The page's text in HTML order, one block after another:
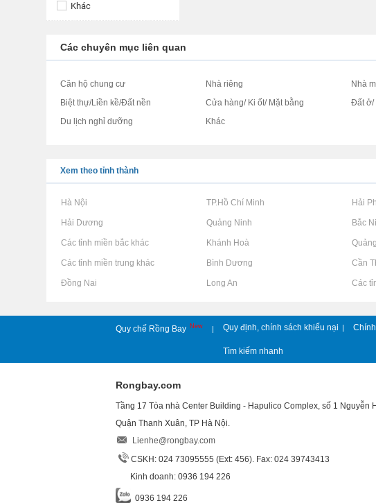
Khác
Các chuyên mục liên quan
Căn hộ chung cư Nhà riêng Nhà
Biệt thự/Liền kề/Đất nền
Cửa hàng/ Ki ốt/ Mặt bằng Đất ở/
Du lịch nghỉ dưỡng
Khác
Xem theo tỉnh thành
Rao vặt tại Hà Nội Rao vặt tại TP.Hồ Chí Minh Rao vặt tại Hải
Rao vặt tại Hải Dương Rao vặt tại Quảng Ninh Rao vặt tại Bắc
Rao vặt tại Các tỉnh miền bắc khác Rao vặt tại Khánh Hoà Rao vặt tại
Rao vặt tại Các tỉnh miền trung khác Rao vặt tại Bình Dương Rao vặt tại Cần
Rao vặt tại Đồng Nai Rao vặt tại Long An Rao vặt tại Các
Quy chế Rồng Bay New | Quy định, chính sách khiếu nại |
Tìm kiếm nhanh
Rongbay.com
Tầng 17 Tòa nhà Center Building - Hapulico Complex, số 1 Nguyễn
Quận Thanh Xuân, TP Hà Nội.
Lienhe@rongbay.com
CSKH: 024 73095555 (Ext: 456). Fax: 024 39743413
Kinh doanh: 0936 194 226
0936 194 226